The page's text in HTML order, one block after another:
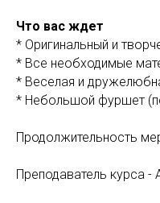
Что вас ждет
* Оригинальный и
* Все необходимые
* Веселая и
* Небольшой фуршет
Продолжительность
Преподаватель курса -